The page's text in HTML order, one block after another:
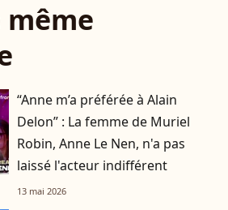
même
“Anne m’a préférée à Alain
Delon” : La femme de Muriel
Robin, Anne Le Nen, n'a pas
laissé l'acteur indifférent
13 mai 2026